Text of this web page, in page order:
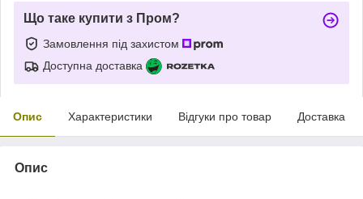
Що таке купити з Пром?
Замовлення під захистом
Доступна доставка
Опис Характеристики Відгуки про товар Доставка
Опис